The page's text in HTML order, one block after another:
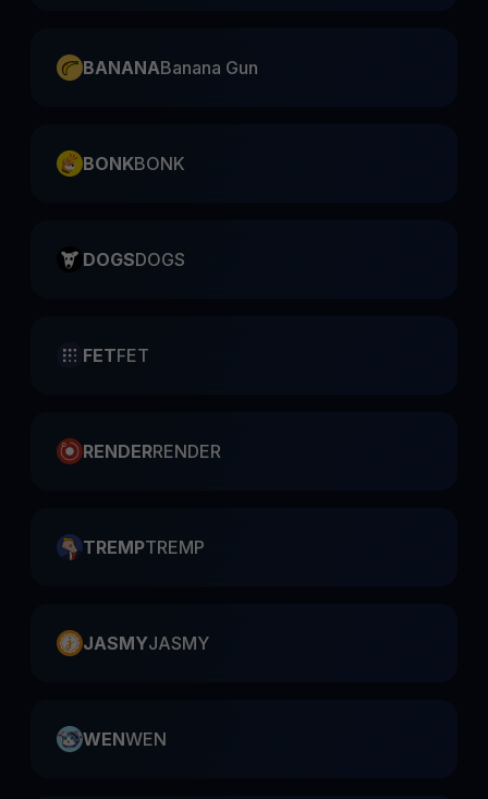
BANANABanana Gun
BONKBONK
DOGSDOGS
FETFET
RENDERRENDER
TREMPTREMP
JASMYJASMY
WENWEN